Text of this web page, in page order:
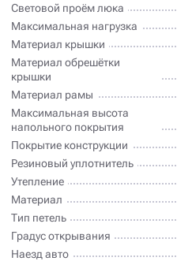
Световой проём люка
Максимальная нагрузка
Материал крышки
Материал обрешётки
крышки
Материал рамы
Максимальная высота
напольного покрытия
Покрытие конструкции
Резиновый уплотнитель
Утепление
Материал
Тип петель
Градус открывания
Наезд авто